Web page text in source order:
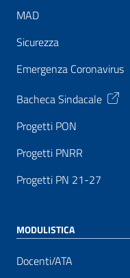
MAD
Sicurezza
Emergenza Coronavirus
Bacheca Sindacale
Progetti PON
Progetti PNRR
Progetti PN 21-27
MODULISTICA
Docenti/ATA